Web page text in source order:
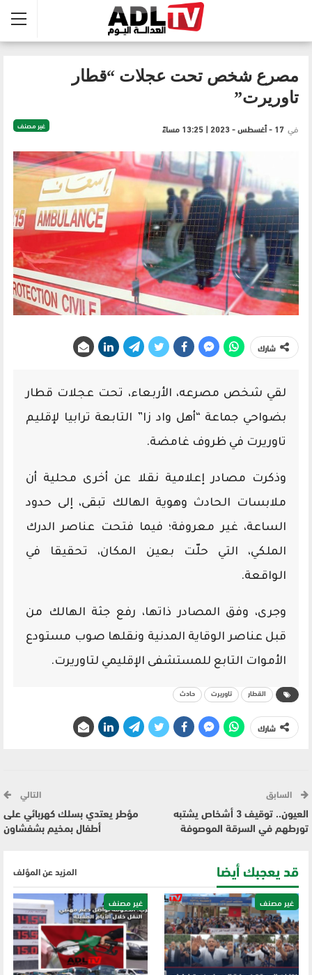
مصرع شخص تحت عجلات “قطار
تاوريرت”
غير مصنف في 17 - أغسطس - 2023 | 13:25 مساءً
شارك
لقي شخص مصرعه، الأربعاء، تحت عجلات قطار
بضواحي جماعة “أهل واد زا” التابعة ترابيا لإقليم
تاوريرت في ظروف غامضة.
وذكرت مصادر إعلامية نقلا عن أخرى محلية أن
ملابسات الحادث وهوية الهالك تبقى، إلى حدود
الساعة، غير معروفة؛ فيما فتحت عناصر الدرك
الملكي، التي حلّت بعين المكان، تحقيقا في
الواقعة.
وجرى، وفق المصادر ذاتها، رفع جثة الهالك من
قبل عناصر الوقاية المدنية ونقلها صوب مستودع
الأموات التابع للمستشفى الإقليمي لتاوريرت.
القطار تاوريرت حادث
شارك
السابق
العيون.. توقيف 3 أشخاص يشتبه
تورطهم في السرقة الموصوفة
التالي
مؤطر يعتدي بسلك كهربائي على
أطفال بمخيم بشفشاون
قد يعجبك أيضا المزيد عن المؤلف
غير مصنف غير مصنف